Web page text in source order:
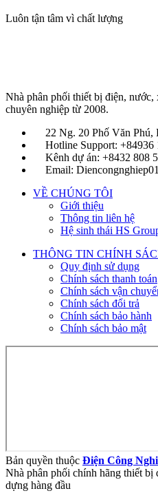
Luôn tận tâm vì chất lượng
Nhà phân phối thiết bị điện,
chuyên nghiệp từ 2008.
22 Ng. 20 Phố Văn
Hotline Support: +84936
Kênh dự án: +8432 808
Email:
VỀ CHÚNG TÔI
Giới thiệu
Thông tin liên hệ
Hệ sinh thái HS
THÔNG TIN CHÍNH
Quy định sử dụng
Chính sách thanh toán
Chính sách vận
Chính sách đổi trả
Chính sách bảo hành
Chính sách bảo mật
Bản quyền thuộc Điện Công
Nhà phân phối chính hãng thiết
dựng hàng đầu